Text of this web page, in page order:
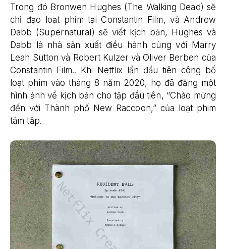
Trong đó Bronwen Hughes (The Walking Dead) sẽ
chỉ đạo loạt phim tại Constantin Film, và Andrew
Dabb (Supernatural) sẽ viết kịch bản, Hughes và
Dabb là nhà sản xuất điều hành cùng với Marry
Leah Sutton và Robert Kulzer và Oliver Berben của
Constantin Film.. Khi Netflix lần đầu tiên công bố
loạt phim vào tháng 8 năm 2020, họ đã đăng một
hình ảnh về kịch bản cho tập đầu tiên, “Chào mừng
đến với Thành phố New Raccoon,” của loạt phim
tám tập.